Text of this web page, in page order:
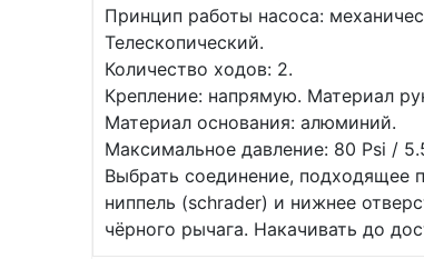
Принцип работы насоса:
Телескопический.
Количество ходов: 2.
Крепление: напрямую. Материал
Материал основания: алюминий.
Максимальное давление: 80 Psi /
Выбрать соединение, подходящее
ниппель (schrader) и нижнее
чёрного рычага. Накачивать до